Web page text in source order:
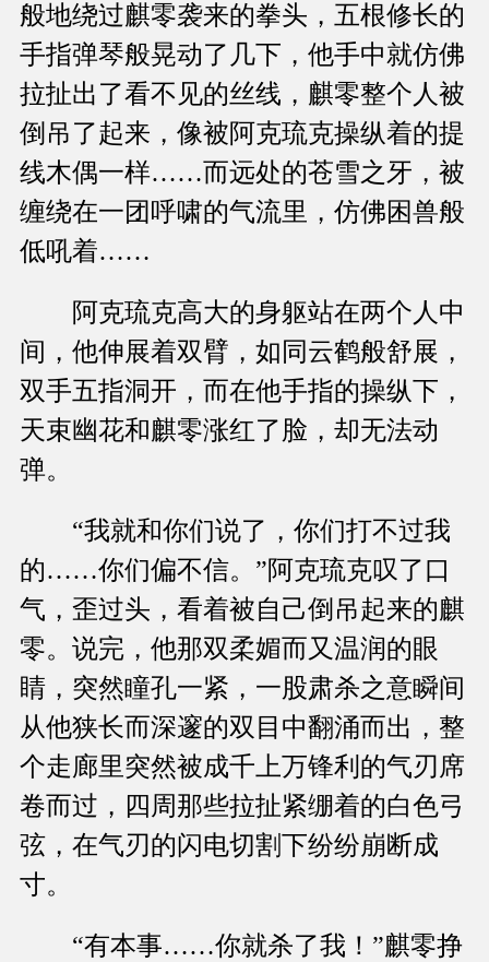
般地绕过麒零袭来的拳头，五根修长的
手指弹琴般晃动了几下，他手中就仿佛
拉扯出了看不见的丝线，麒零整个人被
倒吊了起来，像被阿克琉克操纵着的提
线木偶一样……而远处的苍雪之牙，被
缠绕在一团呼啸的气流里，仿佛困兽般
低吼着……
阿克琉克高大的身躯站在两个人中
间，他伸展着双臂，如同云鹤般舒展，
双手五指洞开，而在他手指的操纵下，
天束幽花和麒零涨红了脸，却无法动
弹。
“我就和你们说了，你们打不过我
的……你们偏不信。”阿克琉克叹了口
气，歪过头，看着被自己倒吊起来的麒
零。说完，他那双柔媚而又温润的眼
睛，突然瞳孔一紧，一股肃杀之意瞬间
从他狭长而深邃的双目中翻涌而出，整
个走廊里突然被成千上万锋利的气刃席
卷而过，四周那些拉扯紧绷着的白色弓
弦，在气刃的闪电切割下纷纷崩断成
寸。
“有本事……你就杀了我！”麒零挣